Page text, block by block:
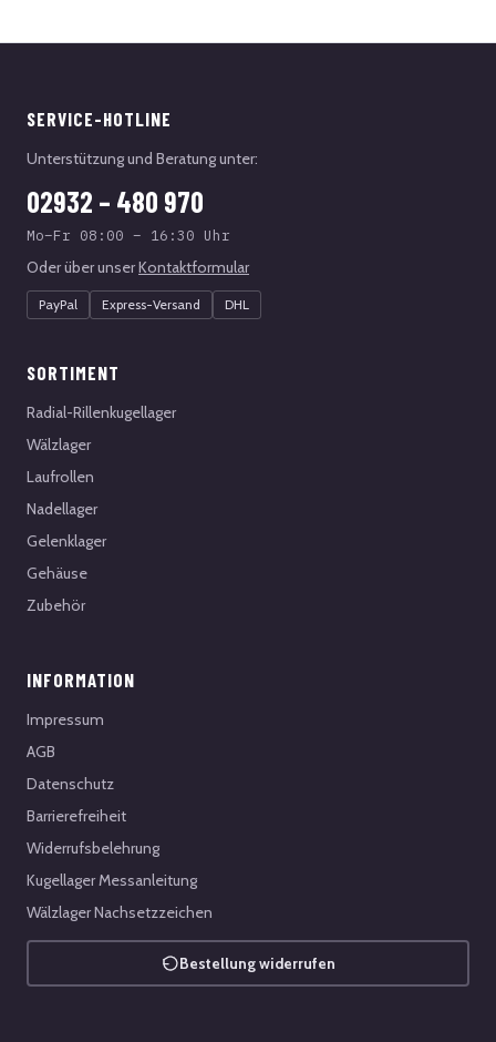
SERVICE-HOTLINE
Unterstützung und Beratung unter:
02932 – 480 970
Mo–Fr 08:00 – 16:30 Uhr
Oder über unserKontaktformular
PayPal Express-Versand DHL
SORTIMENT
Radial-Rillenkugellager
Wälzlager
Laufrollen
Nadellager
Gelenklager
Gehäuse
Zubehör
INFORMATION
Impressum
AGB
Datenschutz
Barrierefreiheit
Widerrufsbelehrung
Kugellager Messanleitung
Wälzlager Nachsetzzeichen
Bestellung widerrufen